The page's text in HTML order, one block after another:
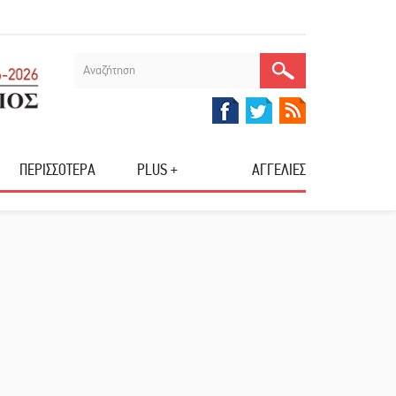
ΠΕΡΙΣΣΟΤΕΡΑ PLUS + ΑΓΓΕΛΙΕΣ